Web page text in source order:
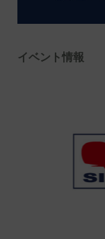
イベント情報